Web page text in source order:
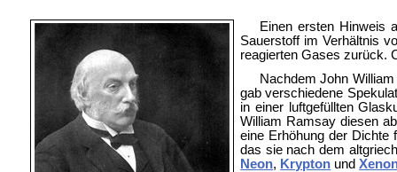
Einen ersten Hinweis
Sauerstoff im Verhältnis
reagierten Gases zurück.
Nachdem John
gab verschiedene
in einer luftgefüllten
William Ramsay diesen
eine Erhöhung der Dichte
das sie nach dem
Neon, Krypton und